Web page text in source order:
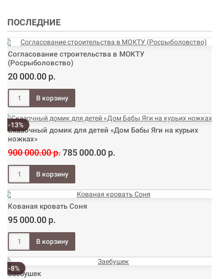
ПОСЛЕДНИЕ
Согласование строительства в МОКТУ
(Росрыболовство)
20 000.00 р.
-13%
Сказочный домик для детей «Дом Бабы Яги на курьих
ножках»
900 000.00 р.785 000.00 р.
Кованая кровать Соня
95 000.00 р.
-8%
Заебушек